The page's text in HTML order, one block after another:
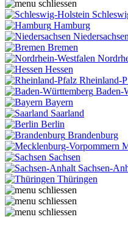
Hamburg
Niedersachsen
Bremen
Hessen
Rheinland-
Baden-
Bayern
Saarland
Berlin
Brandenburg
Sachsen
Sachsen-
Thüringen